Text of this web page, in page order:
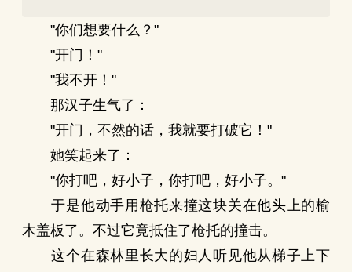
"你们想要什么？"
"开门！"
"我不开！"
那汉子生气了：
"开门，不然的话，我就要打破它！"
她笑起来了：
"你打吧，好小子，你打吧，好小子。"
于是他动手用枪托来撞这块关在他头上的榆
木盖板了。不过它竟抵住了枪托的撞击。
这个在森林里长大的妇人听见他从梯子上下